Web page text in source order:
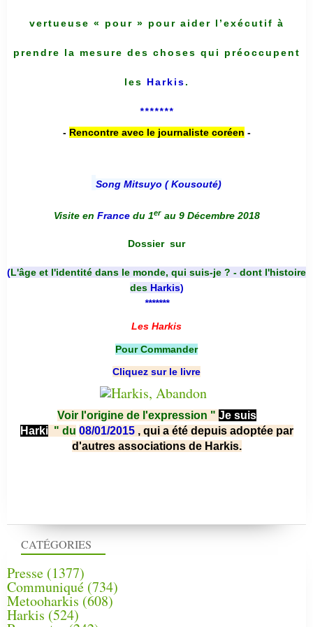
CATÉGORIES
Presse (1377)
Communiqué (734)
Metooharkis (608)
Harkis (524)
vertueuse « pour » pour aider l’exécutif à
prendre la mesure des choses qui préoccupent
les Harkis.
*******
- Rencontre avec le journaliste coréen -
Song Mitsuyo ( Kousouté)
Visite en France du 1er au 9 Décembre 2018
Dossier sur
(L'âge et l'identité dans le monde, qui suis-je ? - dont l'histoire
des Harkis)
*******
Les Harkis
Pour Commander
Cliquez sur le livre
Voir l'origine de l'expression " Je suis
Harki " du 08/01/2015 , qui a été depuis adoptée par
d'autres associations de Harkis.